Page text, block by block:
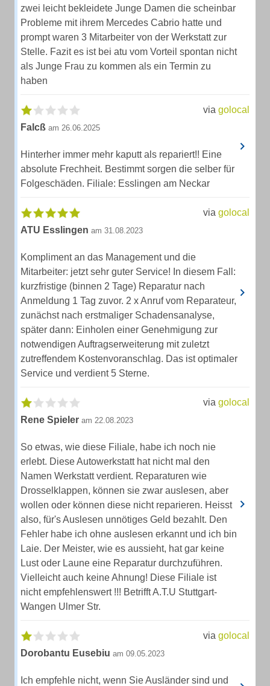
zwei leicht bekleidete Junge Damen die scheinbar
Probleme mit ihrem Mercedes Cabrio hatte und
prompt waren 3 Mitarbeiter von der Werkstatt zur
Stelle. Fazit es ist bei atu vom Vorteil spontan nicht
als Junge Frau zu kommen als ein Termin zu
haben
via golocal
Falcß am 26.06.2025
Hinterher immer mehr kaputt als repariert!! Eine
absolute Frechheit. Bestimmt sorgen die selber für
Folgeschäden. Filiale: Esslingen am Neckar
via golocal
ATU Esslingen am 31.08.2023
Kompliment an das Management und die
Mitarbeiter: jetzt sehr guter Service! In diesem Fall:
kurzfristige (binnen 2 Tage) Reparatur nach
Anmeldung 1 Tag zuvor. 2 x Anruf vom Reparateur,
zunächst nach erstmaliger Schadensanalyse,
später dann: Einholen einer Genehmigung zur
notwendigen Auftragserweiterung mit zuletzt
zutreffendem Kostenvoranschlag. Das ist optimaler
Service und verdient 5 Sterne.
via golocal
Rene Spieler am 22.08.2023
So etwas, wie diese Filiale, habe ich noch nie
erlebt. Diese Autowerkstatt hat nicht mal den
Namen Werkstatt verdient. Reparaturen wie
Drosselklappen, können sie zwar auslesen, aber
wollen oder können diese nicht reparieren. Heisst
also, für's Auslesen unnötiges Geld bezahlt. Den
Fehler habe ich ohne auslesen erkannt und ich bin
Laie. Der Meister, wie es aussieht, hat gar keine
Lust oder Laune eine Reparatur durchzuführen.
Vielleicht auch keine Ahnung! Diese Filiale ist
nicht empfehlenswert !!! Betrifft A.T.U Stuttgart-
Wangen Ulmer Str.
via golocal
Dorobantu Eusebiu am 09.05.2023
Ich empfehle nicht, wenn Sie Ausländer sind und